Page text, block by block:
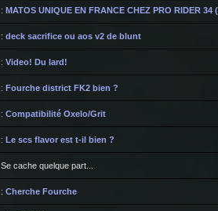
: MATOS UNIQUE EN FRANCE CHEZ PRO RIDER
: deck sacrifice ou aos v2 de blunt
: Video! Du lard!
: Fourche district FK2 bien ?
: Compatibilité Oxelo/Grit
: Le scs flavor est t-il bien ?
Se cache quelque part...
: Cherche Fourche